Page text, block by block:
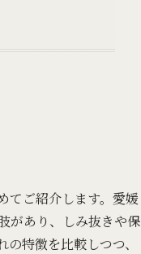
てご紹介します。愛媛
があり、しみ抜きや保
特徴を比較しつつ、